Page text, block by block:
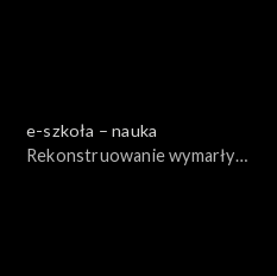
e-szkoła – nauka
Rekonstruowanie wymarłych